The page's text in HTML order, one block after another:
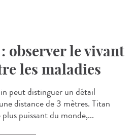
observer le vivant
les maladies
peut distinguer un détail
distance de 3 mètres. Titan
puissant du monde,...